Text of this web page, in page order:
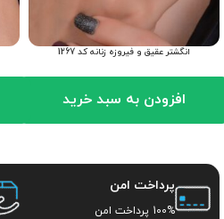
انگشتر عقیق و فیروزه زنانه کد 1267
افزودن به سبد خرید
پرداخت امن
100% پرداخت امن